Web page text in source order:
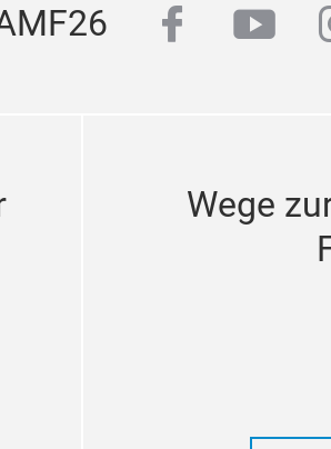
facebook
Wege